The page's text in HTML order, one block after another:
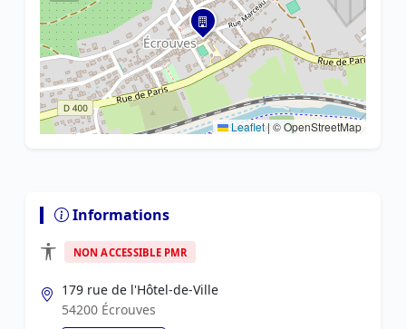
Leaflet| © OpenStreetMap
Informations
NON ACCESSIBLE PMR
179 rue de l'Hôtel-de-Ville
54200 Écrouves